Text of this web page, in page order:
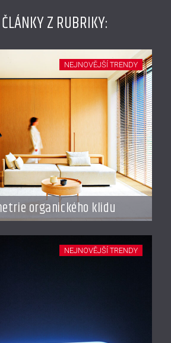
Z RUBRIKY:
organického klidu
NEJNOVĚJŠÍ TRENDY
NEJNOVĚJŠÍ TRENDY